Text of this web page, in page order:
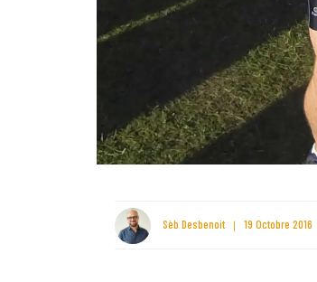
Sèb Desbenoit 19 Octobre 2016